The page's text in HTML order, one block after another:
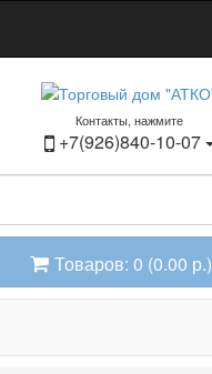
Контакты, нажмите
+7(926)840-10-07
Товаров: 0 (0.00 р.)